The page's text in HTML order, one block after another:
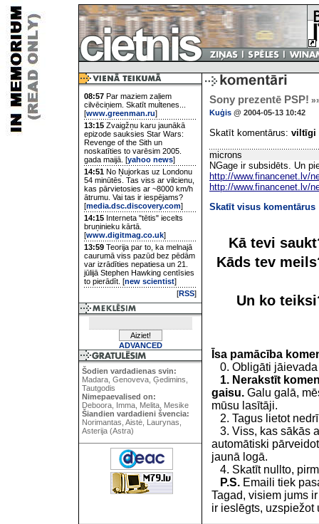
08:57 Par maziem zaļiem
cilvēciņiem. Skatīt multenes...
[www.greenman.ru]
13:15 Zvaigžņu karu jaunākā
epizode sauksies Star Wars:
Revenge of the Sith un
noskatīties to varēsim 2005.
gada maijā. [yahoo news]
14:51 No Ņujorkas uz Londonu
54 minūtēs. Tas viss ar vilcienu,
kas pārvietosies ar ~8000 km/h
ātrumu. Vai tas ir iespējams?
[media.dsc.discovery.com]
14:15 Interneta "tētis" iecelts
bruņinieku kārtā.
[www.digitmag.co.uk]
13:59 Teorija par to, ka melnajā
caurumā viss pazūd bez pēdām
var izrādīties nepatiesa un 21.
jūlijā Stephen Hawking centīsies
to pierādīt. [new scientist]
[RSS]
ADVANCED
Šodien vardadienas svin:
Madara, Genoveva, Ģedimins,
Tautgodis
Nimepaevalised on:
Deboora, Imma, Melita, Mesike
Šiandien vardadieni švencia:
Norimantas, Aistė, Laurynas,
Asterija (Astra)
Sony prezentē PSP!
Kuģis @ 2004-05-13 10:42
Skatīt komentārus: viltīgi
microns
NGage ir subsidēts. Un
http://www.financenet.lv/
http://www.financenet.lv/
Skatīt visus komentārus
Kā tevi
Kāds tev
Un ko
Īsa pamācība
0. Obligāti jāievada
1. Nerakstīt
gaisu. Galu galā,
mūsu lasītāji.
2. Tagus lietot
3. Viss, kas sākās
automātiski
jaunā logā.
4. Skatīt nullto,
P.S. Emaili tiek
Tagad, visiem jums
ir ieslēgts, uzspiežot